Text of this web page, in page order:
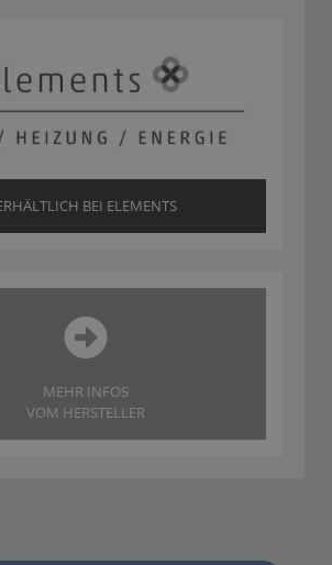
BEI ELEMENTS
MEHR INFOS
VOM HERSTELLER